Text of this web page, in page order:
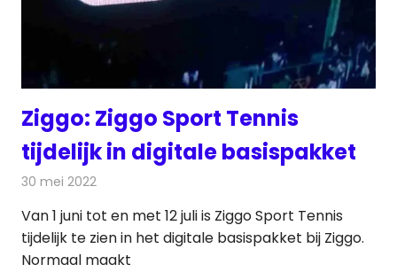
Ziggo: Ziggo Sport Tennis
tijdelijk in digitale basispakket
30 mei 2022
Van 1 juni tot en met 12 juli is Ziggo Sport Tennis
tijdelijk te zien in het digitale basispakket bij Ziggo.
Normaal maakt